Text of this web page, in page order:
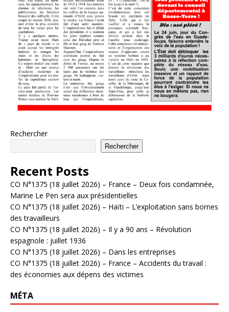
Rechercher
Rechercher
Recent Posts
CO N°1375 (18 juillet 2026) – France – Deux fois condamnée,
Marine Le Pen sera aux présidentielles
CO N°1375 (18 juillet 2026) – Haïti – L’exploitation sans bornes
des travailleurs
CO N°1375 (18 juillet 2026) – Il y a 90 ans – Révolution
espagnole : juillet 1936
CO N°1375 (18 juillet 2026) – Dans les entreprises
CO N°1375 (18 juillet 2026) – France – Accidents du travail :
des économies aux dépens des victimes
MÉTA